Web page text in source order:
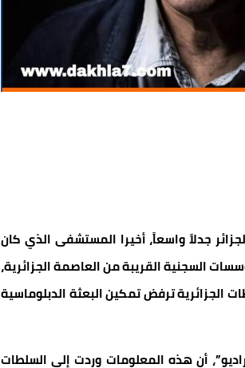
جدلاً واسعاً، أخيرا المستشفى الذي كان
السجنية القريبة من العاصمة الجزائرية،
الجزائرية ترفض تمكين البعثة الدبلوماسية
أن هذه المعلومات وردت إلى السلطات